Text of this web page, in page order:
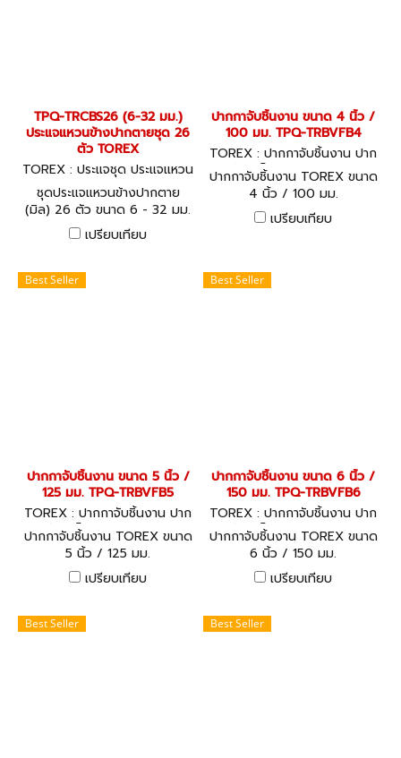
TPQ-TRCBS26 (6-32 มม.)
ประแจแหวนข้างปากตายชุด 26
ตัว TOREX
TOREX : ประแจชุด ประแจแหวน
-ปากตาย TPQ-TRCBS26
ชุดประแจแหวนข้างปากตาย
(มิล) 26 ตัว ขนาด 6 - 32 มม.
วัสดุโครมวานาเดียม (CHROME
VANADIUM) COMBINATION
(METRIC)
เปรียบเทียบ
ปากกาจับชิ้นงาน ขนาด 4 นิ้ว /
100 มม. TPQ-TRBVFB4
TOREX : ปากกาจับชิ้นงาน ปาก
กาจับเหล็ก TPQ-TRBVFB4
ปากกาจับชิ้นงาน TOREX ขนาด
4 นิ้ว / 100 มม.
เปรียบเทียบ
Best Seller
ปากกาจับชิ้นงาน ขนาด 5 นิ้ว /
125 มม. TPQ-TRBVFB5
TOREX : ปากกาจับชิ้นงาน ปาก
กาจับเหล็ก TPQ-TRBVFB5
ปากกาจับชิ้นงาน TOREX ขนาด
5 นิ้ว / 125 มม.
เปรียบเทียบ
Best Seller
ปากกาจับชิ้นงาน ขนาด 6 นิ้ว /
150 มม. TPQ-TRBVFB6
TOREX : ปากกาจับชิ้นงาน ปาก
กาจับเหล็ก TPQ-TRBVFB6
ปากกาจับชิ้นงาน TOREX ขนาด
6 นิ้ว / 150 มม.
เปรียบเทียบ
Best Seller Best Seller